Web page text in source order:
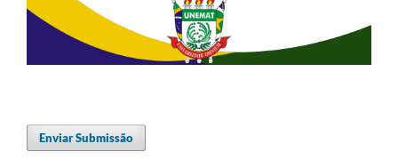
Enviar Submissão